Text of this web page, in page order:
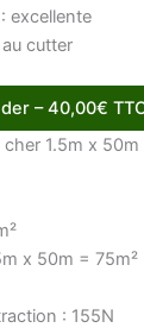
excellente
cutter
– 40,00€
1.5m x 50m
x 50m = 75m²
: 155N